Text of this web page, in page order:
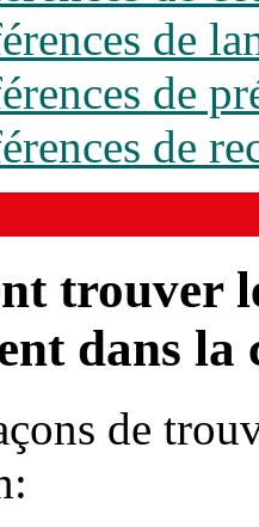
de
de
de
trouver
dans
de